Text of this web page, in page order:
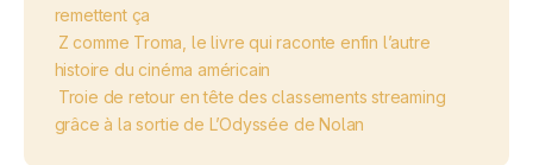
remettent ça
Z comme Troma, le livre qui raconte enfin l’autre
histoire du cinéma américain
Troie de retour en tête des classements streaming
grâce à la sortie de L’Odyssée de Nolan